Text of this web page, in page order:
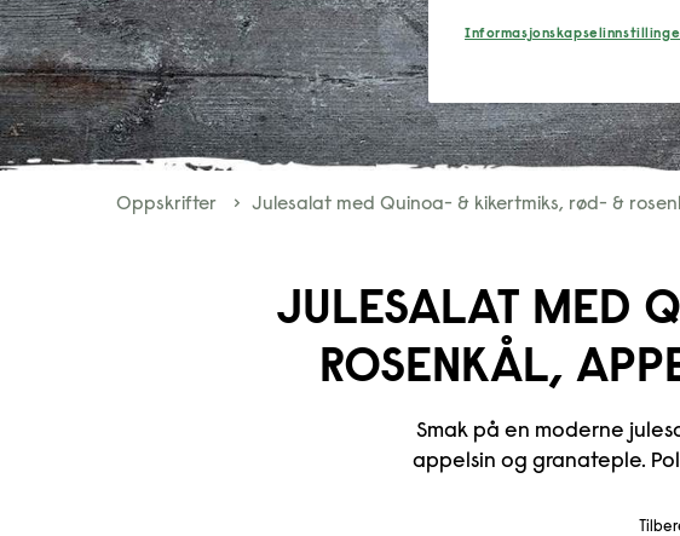
Oppskrifter Julesalat med Quinoa- & kikertmiks, rød- &
JULESALAT MED
ROSENKÅL,
Smak på en moderne
appelsin og granateple.